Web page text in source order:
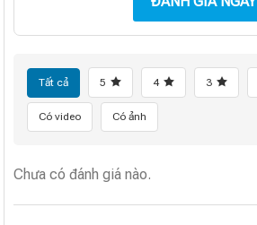
Tất cả 5 4 3
Có video Có ảnh
Chưa có đánh giá nào.